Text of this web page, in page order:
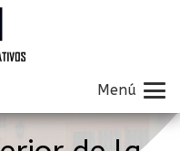
Menú